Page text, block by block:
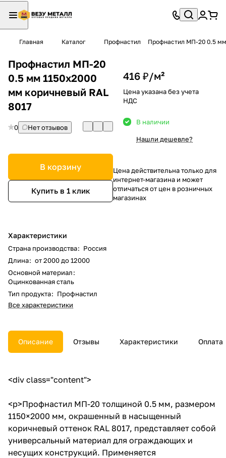
Главная Каталог Профнастил Профнастил МП-20 0.5 мм
Профнастил МП-20
0.5 мм 1150х2000
мм коричневый RAL
8017
0 Нет отзывов
В корзину
Купить в 1 клик
Характеристики
Страна производства: Россия
Длина: от 2000 до 12000
Основной материал:
Оцинкованная сталь
Тип продукта: Профнастил
Все характеристики
416 ₽/м²
Цена указана без учета
НДС
В наличии
Нашли дешевле?
Цена действительна только для
интернет-магазина и может
отличаться от цен в розничных
магазинах
Описание Отзывы Характеристики Оплата
<div class="content">
<p>Профнастил МП-20 толщиной 0.5 мм, размером
1150×2000 мм, окрашенный в насыщенный
коричневый оттенок RAL 8017, представляет собой
универсальный материал для ограждающих и
несущих конструкций. Применяется